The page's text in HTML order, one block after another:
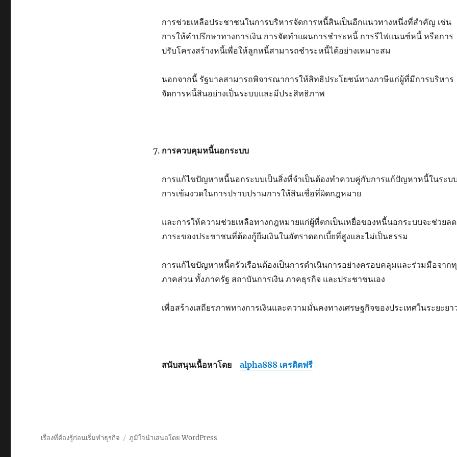
การช่วยเหลือประชาชนในการบริหารจัดการหนี้สินเป็นอีกแนวทางหนึ่งที่สำคัญ เช่น
การให้คำปรึกษาทางการเงิน การจัดทำแผนการชำระหนี้ การรีไฟแนนซ์หนี้ หรือการ
ปรับโครงสร้างหนี้เพื่อให้ลูกหนี้สามารถชำระหนี้ได้อย่างเหมาะสม
นอกจากนี้ รัฐบาลสามารถพิจารณาการให้สิทธิประโยชน์ทางภาษีแก่ผู้ที่มีการบริหาร
จัดการหนี้สินอย่างเป็นระบบและมีประสิทธิภาพ
การควบคุมหนี้นอกระบบ
การแก้ไขปัญหาหนี้นอกระบบเป็นสิ่งที่จำเป็นต้องทำควบคู่กับการแก้ปัญหาหนี้ในระบ
การเข้มงวดในการปราบปรามการให้สินเชื่อที่ผิดกฎหมาย
และการให้ความช่วยเหลือทางกฎหมายแก่ผู้ที่ตกเป็นเหยื่อของหนี้นอกระบบจะช่วยลด
ภาระของประชาชนที่ต้องกู้ยืมเงินในอัตราดอกเบี้ยที่สูงและไม่เป็นธรรม
การแก้ไขปัญหาหนี้ครัวเรือนต้องเป็นการดำเนินการอย่างครอบคลุมและร่วมมือจาก
ภาคส่วน ทั้งภาครัฐ สถาบันการเงิน ภาคธุรกิจ และประชาชนเอง
เพื่อสร้างเสถียรภาพทางการเงินและความมั่นคงทางเศรษฐกิจของประเทศในระยะยา
สนับสนุนเนื้อหาโดย alpha888 เครดิตฟรี
เรื่องที่ต้องรู้ก่อนเริ่มทำธุรกิจ ภูมิใจนำเสนอโดย WordPress